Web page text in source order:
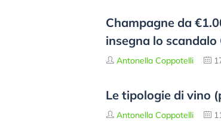
Champagne da
insegna lo
Antonella Coppotelli
Le tipologie di vino
Antonella Coppotelli